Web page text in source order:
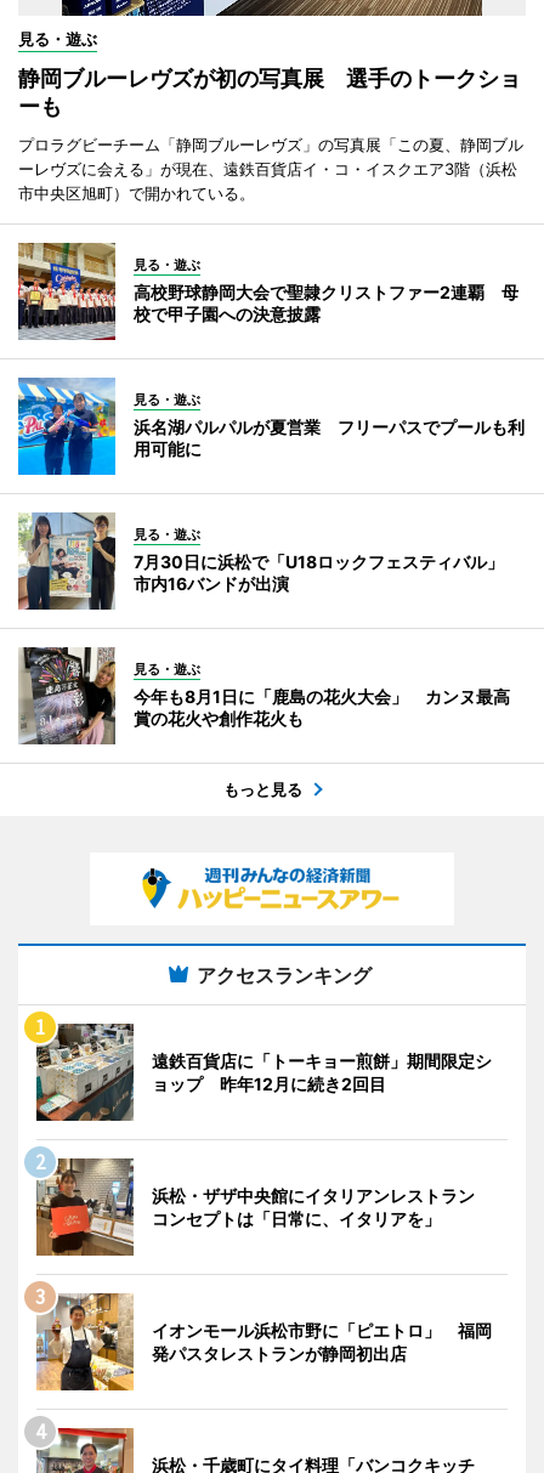
見る・遊ぶ
静岡ブルーレヴズが初の写真展 選手のトークショ
ーも
プロラグビーチーム「静岡ブルーレヴズ」の写真展「この夏、静岡ブル
ーレヴズに会える」が現在、遠鉄百貨店イ・コ・イスクエア3階（浜松
市中央区旭町）で開かれている。
見る・遊ぶ
高校野球静岡大会で聖隷クリストファー2連覇 母
校で甲子園への決意披露
見る・遊ぶ
浜名湖パルパルが夏営業 フリーパスでプールも利
用可能に
見る・遊ぶ
7月30日に浜松で「U18ロックフェスティバル」
市内16バンドが出演
見る・遊ぶ
今年も8月1日に「鹿島の花火大会」 カンヌ最高
賞の花火や創作花火も
もっと見る
アクセスランキング
遠鉄百貨店に「トーキョー煎餅」期間限定シ
ョップ 昨年12月に続き2回目
浜松・ザザ中央館にイタリアンレストラン
コンセプトは「日常に、イタリアを」
イオンモール浜松市野に「ピエトロ」 福岡
発パスタレストランが静岡初出店
浜松・千歳町にタイ料理「バンコクキッチ